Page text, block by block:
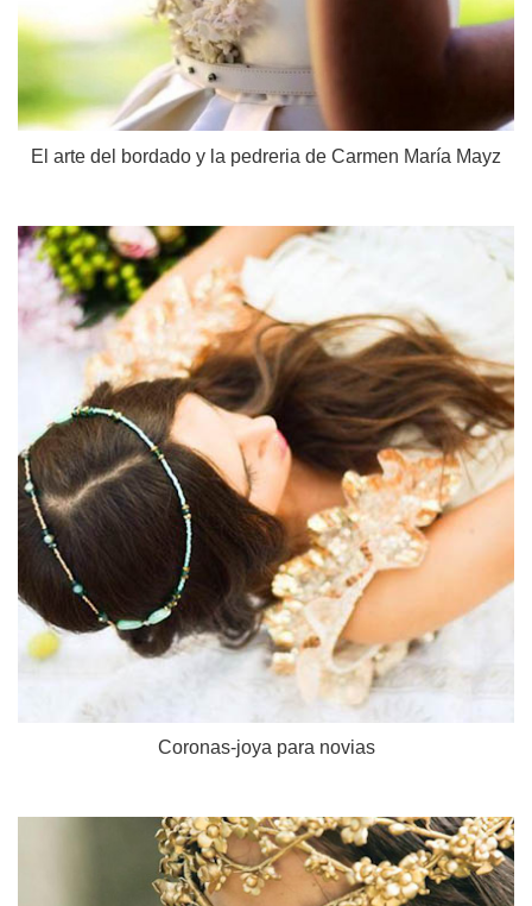
El arte del bordado y la pedreria de Carmen María Mayz
Coronas-joya para novias